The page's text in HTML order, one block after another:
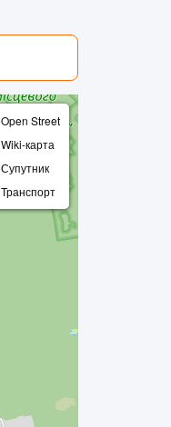
Open Street
Wiki-карта
Супутник
Транспорт